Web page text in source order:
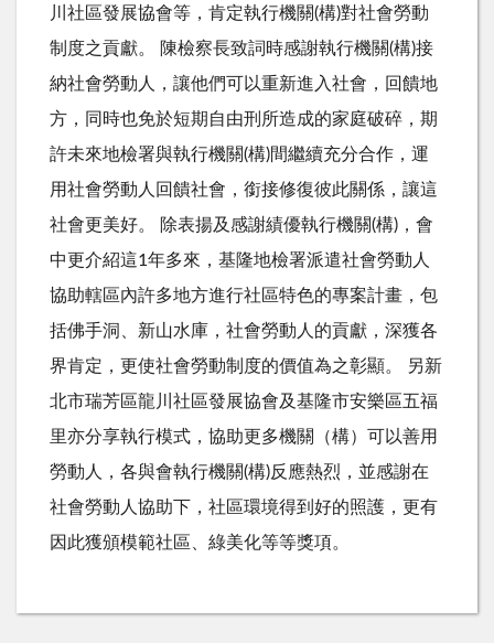
川社區發展協會等，肯定執行機關(構)對社會勞動
制度之貢獻。 陳檢察長致詞時感謝執行機關(構)接
納社會勞動人，讓他們可以重新進入社會，回饋地
方，同時也免於短期自由刑所造成的家庭破碎，期
許未來地檢署與執行機關(構)間繼續充分合作，運
用社會勞動人回饋社會，銜接修復彼此關係，讓這
社會更美好。 除表揚及感謝績優執行機關(構)，會
中更介紹這1年多來，基隆地檢署派遣社會勞動人
協助轄區內許多地方進行社區特色的專案計畫，包
括佛手洞、新山水庫，社會勞動人的貢獻，深獲各
界肯定，更使社會勞動制度的價值為之彰顯。 另新
北市瑞芳區龍川社區發展協會及基隆市安樂區五福
里亦分享執行模式，協助更多機關（構）可以善用
勞動人，各與會執行機關(構)反應熱烈，並感謝在
社會勞動人協助下，社區環境得到好的照護，更有
因此獲頒模範社區、綠美化等等獎項。